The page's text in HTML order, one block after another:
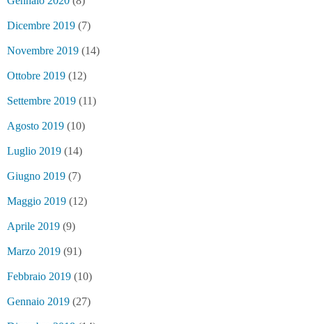
Dicembre 2019 (7)
Novembre 2019 (14)
Ottobre 2019 (12)
Settembre 2019 (11)
Agosto 2019 (10)
Luglio 2019 (14)
Giugno 2019 (7)
Maggio 2019 (12)
Aprile 2019 (9)
Marzo 2019 (91)
Febbraio 2019 (10)
Gennaio 2019 (27)